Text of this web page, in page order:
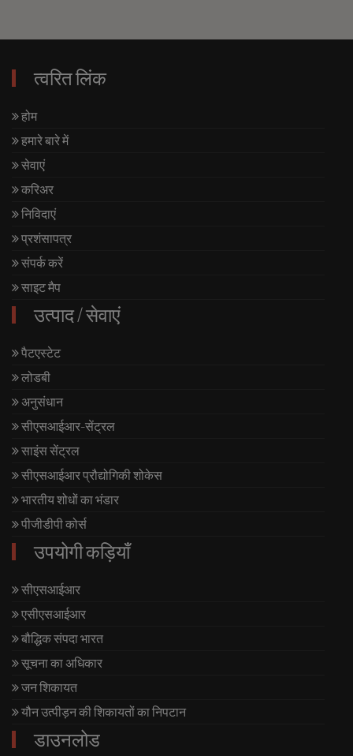
त्वरित लिंक
होम
हमारे बारे में
सेवाएं
करिअर
निविदाएं
प्रशंसापत्र
संपर्क करें
साइट मैप
उत्पाद / सेवाएं
पैटएस्टेट
लोडबी
अनुसंधान
सीएसआईआर-सेंट्रल
साइंस सेंट्रल
सीएसआईआर प्रौद्योगिकी शोकेस
भारतीय शोधों का भंडार
पीजीडीपी कोर्स
उपयोगी कड़ियाँ
सीएसआईआर
एसीएसआईआर
बौद्धिक संपदा भारत
सूचना का अधिकार
जन शिकायत
यौन उत्पीड़न की शिकायतों का निपटान
डाउनलोड